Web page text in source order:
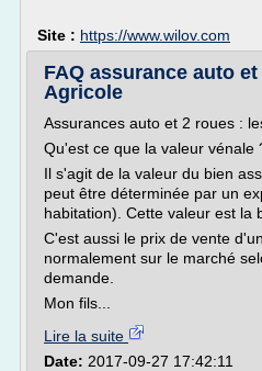
Site : https://www.wilov.com
FAQ assurance auto
Agricole
Assurances auto et 2 roues :
Qu'est ce que la valeur vénale
Il s'agit de la valeur du bien
peut être déterminée par un
habitation). Cette valeur est la
C'est aussi le prix de vente
normalement sur le marché
demande.
Mon fils...
Lire la suite
Date: 2017-09-27 17:42:11